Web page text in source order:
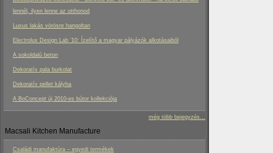
lennél, ilyen lenne az otthonod
Luxus lakás vörösre hangoltan
Electrolux Design Lab ‘10: Ízelítő a magyar pályázók alkotásaiból
A sokoldalú beton
Dekoratív pala burkolat
Dekoratív pellet kályha
A BoConcept új 2010-es bútor kollekciója
még több bejegyzés...
Macsali Kitchen Manufacture
Családi manufaktúra – egyedi termékek